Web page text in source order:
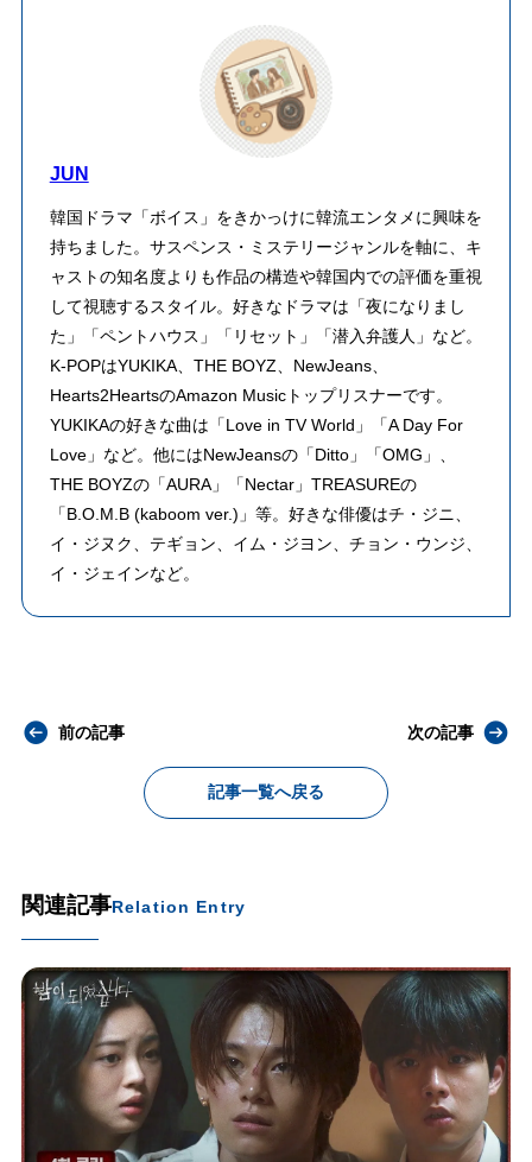
JUN
韓国ドラマ「ボイス」をきかっけに韓流エンタメに興味を
持ちました。サスペンス・ミステリージャンルを軸に、キ
ャストの知名度よりも作品の構造や韓国内での評価を重視
して視聴するスタイル。好きなドラマは「夜になりまし
た」「ペントハウス」「リセット」「潜入弁護人」など。
K-POPはYUKIKA、THE BOYZ、NewJeans、
Hearts2HeartsのAmazon Musicトップリスナーです。
YUKIKAの好きな曲は「Love in TV World」「A Day For
Love」など。他にはNewJeansの「Ditto」「OMG」、
THE BOYZの「AURA」「Nectar」TREASUREの
「B.O.M.B (kaboom ver.)」等。好きな俳優はチ・ジニ、
イ・ジヌク、テギョン、イム・ジヨン、チョン・ウンジ、
イ・ジェインなど。
前の記事
記事一覧へ戻る
次の記事
関連記事Relation Entry